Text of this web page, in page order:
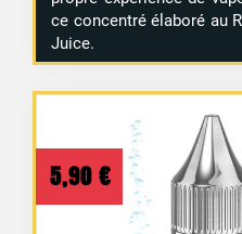
ce concentré élaboré au
Juice.
5,90 €